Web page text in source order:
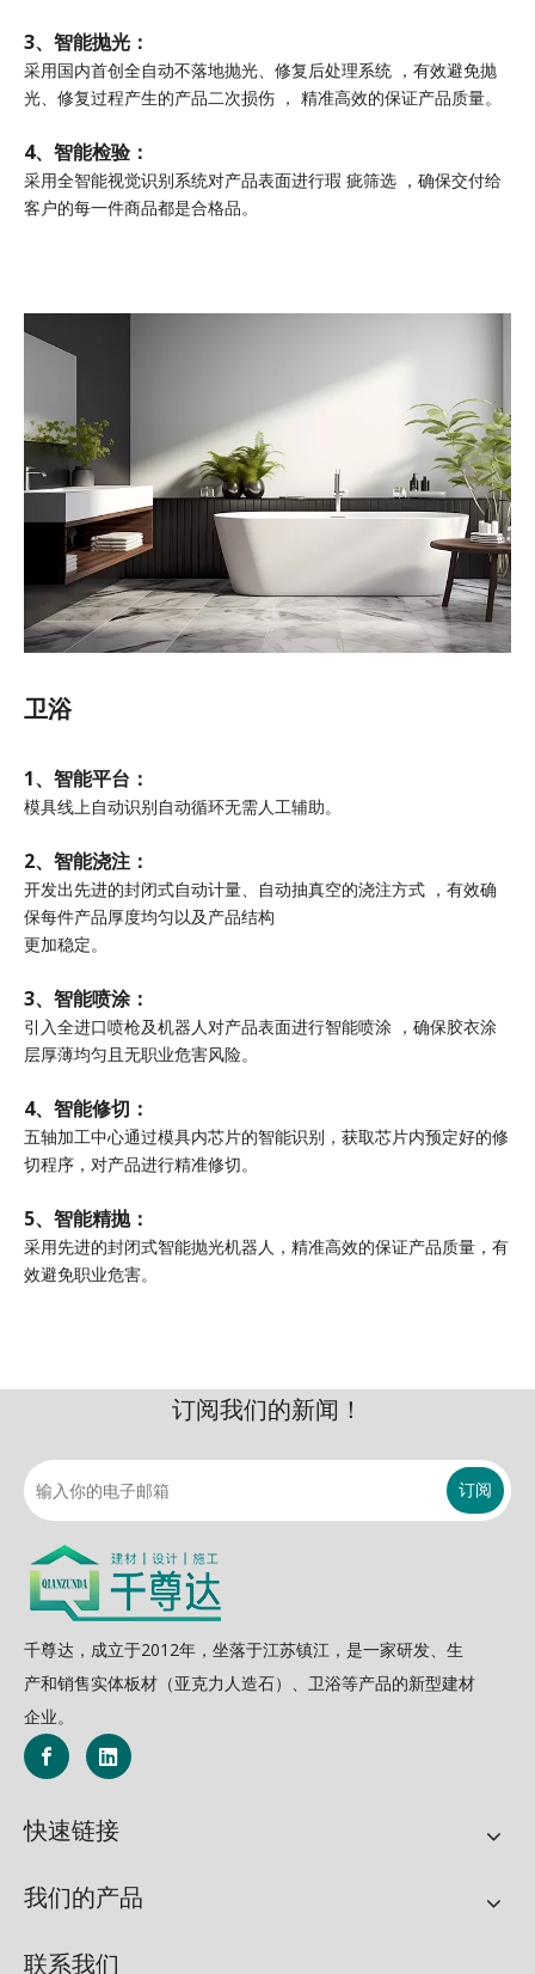
3、智能抛光：
采用国内首创全自动不落地抛光、修复后处理系统 ，有效避免抛
光、修复过程产生的产品二次损伤 ， 精准高效的保证产品质量。
4、智能检验：
采用全智能视觉识别系统对产品表面进行瑕 疵筛选 ，确保交付给
客户的每一件商品都是合格品。
卫浴
1、智能平台：
模具线上自动识别自动循环无需人工辅助。
2、智能浇注：
开发出先进的封闭式自动计量、自动抽真空的浇注方式 ，有效确
保每件产品厚度均匀以及产品结构
更加稳定。
3、智能喷涂：
引入全进口喷枪及机器人对产品表面进行智能喷涂 ，确保胶衣涂
层厚薄均匀且无职业危害风险。
4、智能修切：
五轴加工中心通过模具内芯片的智能识别，获取芯片内预定好的修
切程序，对产品进行精准修切。
5、智能精抛：
采用先进的封闭式智能抛光机器人，精准高效的保证产品质量，有
效避免职业危害。
订阅我们的新闻！
订阅
千尊达，成立于2012年，坐落于江苏镇江，是一家研发、生
产和销售实体板材（亚克力人造石）、卫浴等产品的新型建材
企业。
快速链接
我们的产品
联系我们